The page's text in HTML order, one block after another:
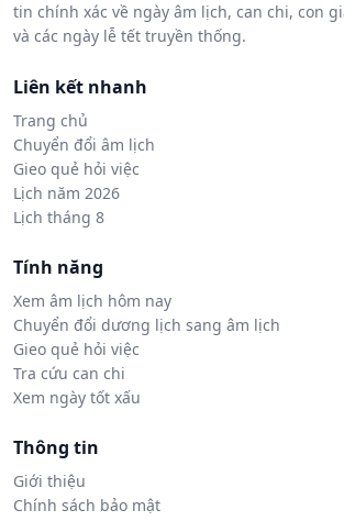
tin chính xác về ngày âm lịch, can chi, con
và các ngày lễ tết truyền thống.
Liên kết nhanh
Trang chủ
Chuyển đổi âm lịch
Gieo quẻ hỏi việc
Lịch năm 2026
Lịch tháng 8
Tính năng
Xem âm lịch hôm nay
Chuyển đổi dương lịch sang âm lịch
Gieo quẻ hỏi việc
Tra cứu can chi
Xem ngày tốt xấu
Thông tin
Giới thiệu
Chính sách bảo mật